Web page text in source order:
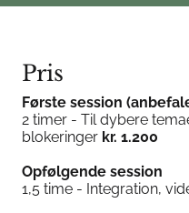
Pris
Første session
2 timer - Til dybere
blokeringer kr. 1.200
Opfølgende session
1,5 time - Integration,